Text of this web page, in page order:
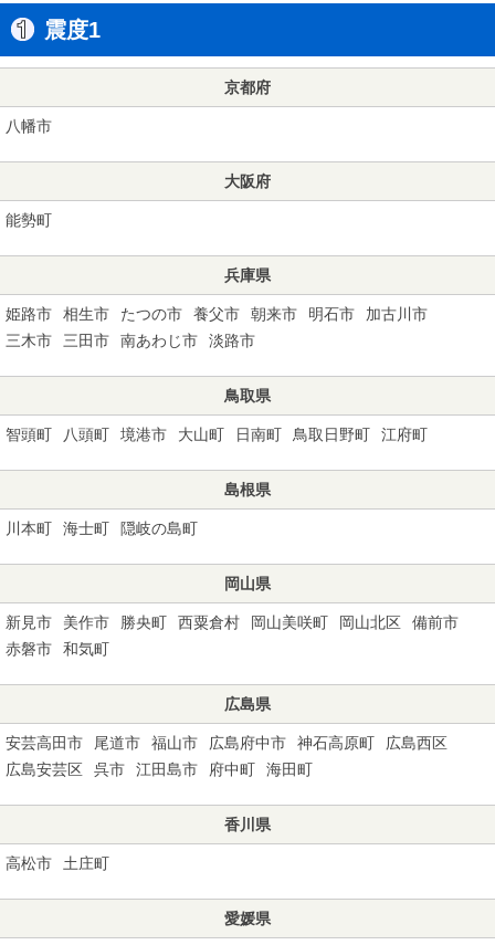
震度1
京都府
八幡市
大阪府
能勢町
兵庫県
姫路市 相生市 たつの市 養父市 朝来市 明石市
加古川市
三木市
三田市 南あわじ市 淡路市
鳥取県
智頭町 八頭町 境港市 大山町 日南町 鳥取日野町 江府町
島根県
川本町 海士町 隠岐の島町
岡山県
新見市 美作市 勝央町 西粟倉村 岡山美咲町 岡山北区
備前市
赤磐市
和気町
広島県
安芸高田市 尾道市 福山市 広島府中市 神石高原町
広島西区
広島安芸区
呉市 江田島市 府中町 海田町
香川県
高松市 土庄町
愛媛県